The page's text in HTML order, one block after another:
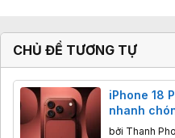
c
:
CHỦ ĐỀ TƯƠNG TỰ
iPhone 18
nhanh
nhớ
bởi Thanh